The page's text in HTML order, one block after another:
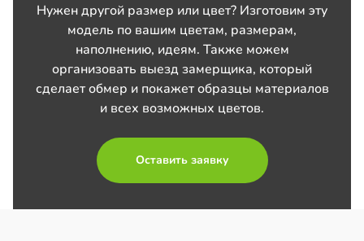
Нужен другой размер или цвет? Изготовим эту
модель по вашим цветам, размерам,
наполнению, идеям. Также можем
организовать выезд замерщика, который
сделает обмер и покажет образцы материалов
и всех возможных цветов.
Оставить заявку